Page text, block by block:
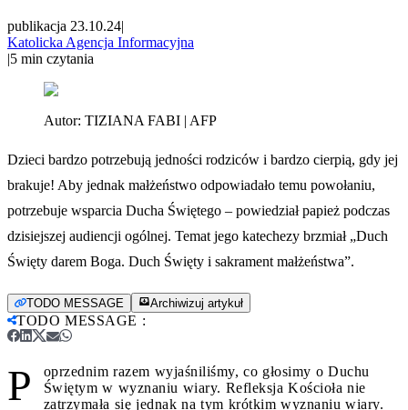
publikacja 23.10.24|
Katolicka Agencja Informacyjna
|5 min czytania
Autor: TIZIANA FABI | AFP
Dzieci bardzo potrzebują jedności rodziców i bardzo cierpią, gdy jej
brakuje! Aby jednak małżeństwo odpowiadało temu powołaniu,
potrzebuje wsparcia Ducha Świętego – powiedział papież podczas
dzisiejszej audiencji ogólnej. Temat jego katechezy brzmiał „Duch
Święty darem Boga. Duch Święty i sakrament małżeństwa”.
TODO MESSAGE Archiwizuj artykuł
TODO MESSAGE :
P
oprzednim razem wyjaśniliśmy, co głosimy o Duchu
Świętym w wyznaniu wiary. Refleksja Kościoła nie
zatrzymała się jednak na tym krótkim wyznaniu wiary.